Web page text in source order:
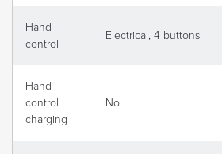
Hand
control
Electrical, 4 buttons
Hand
control
charging
No